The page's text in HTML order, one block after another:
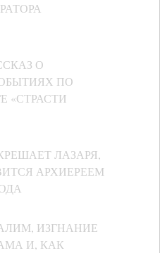
О
ПО
«СТРАСТИ
ЛАЗАРЯ,
АРХИЕРЕЕМ
ИЗГНАНИЕ
И, КАК